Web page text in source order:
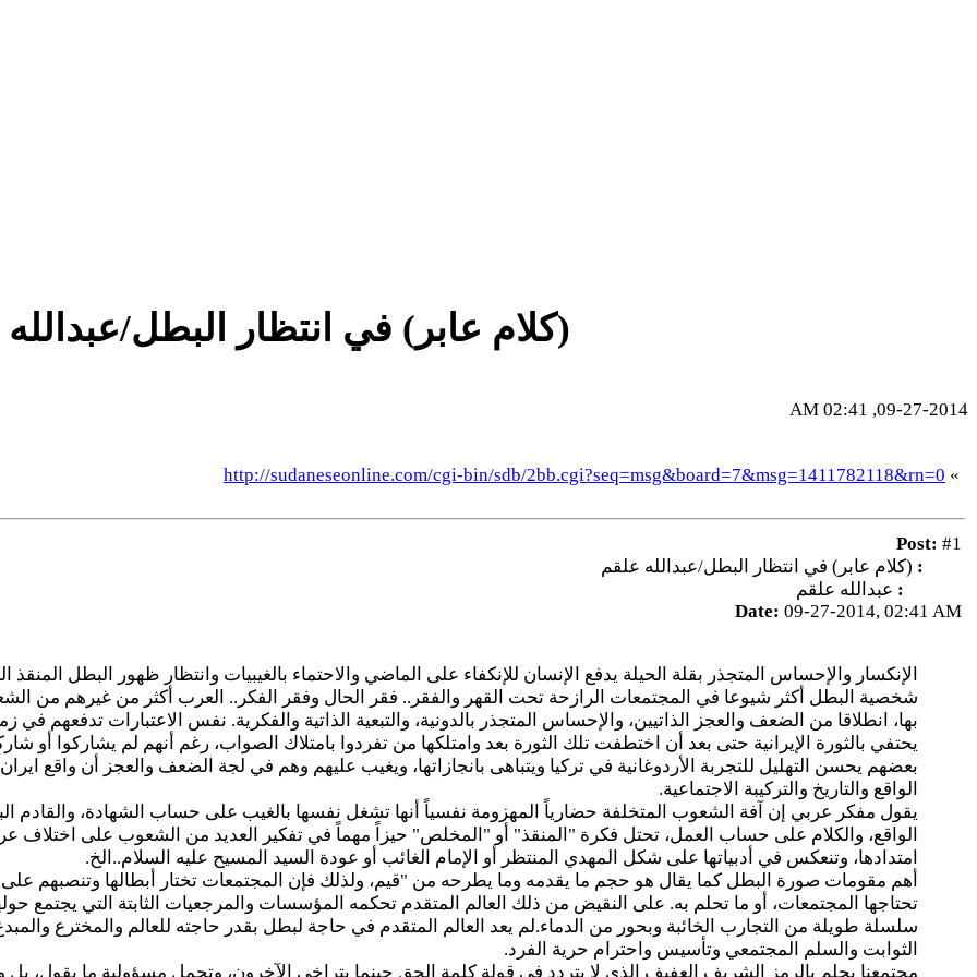
(كلام عابر) في انتظار البطل/
09-27-2014, 02:41 AM
»
http://sudaneseonline.com/cgi-bin/sdb/2bb.cgi?seq=msg&board=7&msg=1411782118&rn=0
Post: #1
(كلام عابر) في انتظار البطل/عبدالله علقم
عبدالله علقم
Date: 09-27-2014, 02:41 AM
الإنكسار والإحساس المتجذر بقلة الحيلة يدفع الإنسان للإنكفاء على الماضي والاحتماء بالغيبيات وانتظار ظهور البطل
شخصية البطل أكثر شيوعا في المجتمعات الرازحة تحت القهر والفقر.. فقر الحال وفقر الفكر.. العرب أكثر من غيرهم من
بها، انطلاقا من الضعف والعجز الذاتيين، والإحساس المتجذر بالدونية، والتبعية الذاتية والفكرية. نفس الاعتبارات تدفعهم في
يحتفي بالثورة الإيرانية حتى بعد أن اختطفت تلك الثورة بعد وامتلكها من تفردوا بامتلاك الصواب، رغم أنهم لم يشاركوا أو
بعضهم يحسن التهليل للتجربة الأردوغانية في تركيا ويتباهى بانجازاتها، ويغيب عليهم وهم في لجة الضعف والعجز أن واقع
الواقع والتاريخ والتركيبة الاجتماعية.
يقول مفكر عربي إن آفة الشعوب المتخلفة حضارياً المهزومة نفسياً أنها تشغل نفسها بالغيب على حساب الشهادة،
الواقع، والكلام على حساب العمل، تحتل فكرة "المنقذ" أو "المخلص" حيزاً مهماً في تفكير العديد من الشعوب على اختلاف
امتدادها، وتنعكس في أدبياتها على شكل المهدي المنتظر أو الإمام الغائب أو عودة السيد المسيح عليه السلام..الخ.
أهم مقومات صورة البطل كما يقال هو حجم ما يقدمه وما يطرحه من "قيم، ولذلك فإن المجتمعات تختار أبطالها وتنصبهم
تحتاجها المجتمعات، أو ما تحلم به. على النقيض من ذلك العالم المتقدم تحكمه المؤسسات والمرجعيات الثابتة التي يجتمع
سلسلة طويلة من التجارب الخائبة وبحور من الدماء.لم يعد العالم المتقدم في حاجة لبطل بقدر حاجته للعالم والمخترع
الثوابت والسلم المجتمعي وتأسيس واحترام حرية الفرد.
مجتمعنا يحلم بالرمز الشريف العفيف الذي لا يتردد في قولة كلمة الحق حينما يتراخى الآخرون، وتحمل مسؤولية ما يقول،